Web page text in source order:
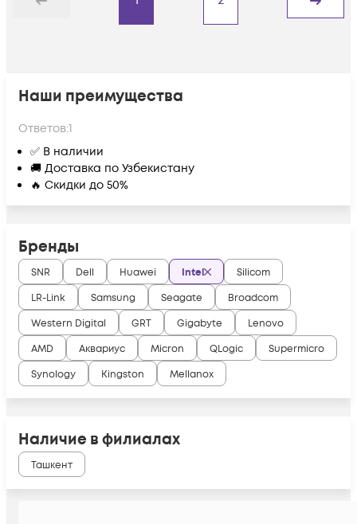
Назад Дальше
Наши преимущества
Ответов:1
✅ В наличии
🚚 Доставка по Узбекистану
🔥 Скидки до 50%
Бренды
SNR Dell Huawei Intel
Silicom
LR-Link
Samsung Seagate
Broadcom
Western Digital
GRT Gigabyte
Lenovo
AMD
Аквариус Micron QLogic
Supermicro
Synology
Kingston Mellanox
Наличие в филиалах
Ташкент